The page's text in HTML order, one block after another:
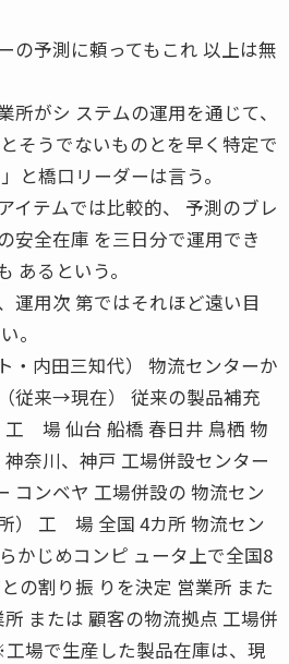
の予測に頼ってもこれ 以上は無
所がシ ステムの運用を通じて、
そうでないものとを早く特定で
と橋口リーダーは言う。
イテムでは比較的、 予測のブレ
安全在庫 を三日分で運用でき
あるという。
運用次 第ではそれほど遠い目
。
・内田三知代） 物流センターか
従来→現在） 従来の製品補充
工 場 仙台 船橋 春日井 鳥栖 物
奈川、神戸 工場併設センター
コンベヤ 工場併設の 物流セン
） 工 場 全国 4カ所 物流セン
かじめコンピ ュータ上で全国8
の割り振 りを決定 営業所 また
または 顧客の物流拠点 工場併
場で生産した製品在庫は、現